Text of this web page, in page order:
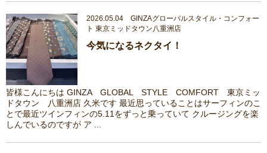
2026.05.04 GINZAグローバルスタイル・コンフォー
ト 東京ミッドタウン八重洲店
今気になるネクタイ！
皆様こんにちは GINZA GLOBAL STYLE COMFORT 東京ミッ
ドタウン 八重洲店 久米です 最近思っていることはサーフィンのこ
とで最近ツインフィンの5.11をずっと乗っていて クルージングを楽
しんでいるのですが ア ...